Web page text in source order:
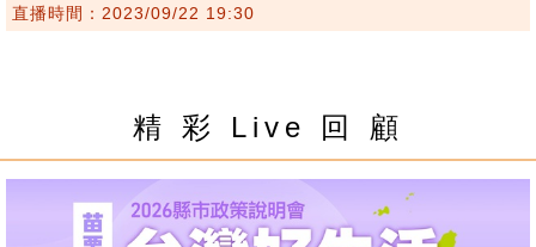
直播時間：2023/09/22 19:30
精 彩 Live 回 顧